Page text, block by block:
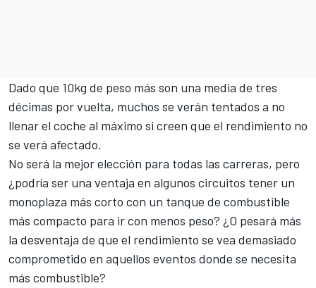
Dado que 10kg de peso más son una media de tres
décimas por vuelta, muchos se verán tentados a no
llenar el coche al máximo si creen que el rendimiento no
se verá afectado.
No será la mejor elección para todas las carreras, pero
¿podría ser una ventaja en algunos circuitos tener un
monoplaza más corto con un tanque de combustible
más compacto para ir con menos peso? ¿O pesará más
la desventaja de que el rendimiento se vea demasiado
comprometido en aquellos eventos donde se necesita
más combustible?